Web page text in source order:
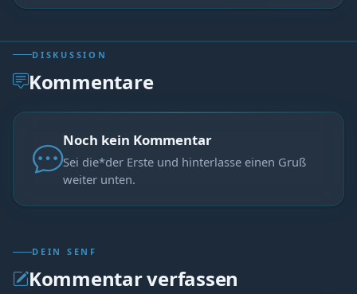
DISKUSSION
Kommentare
Noch kein Kommentar
Sei die*der Erste und hinterlasse einen Gruß
weiter unten.
DEIN SENF
Kommentar verfassen